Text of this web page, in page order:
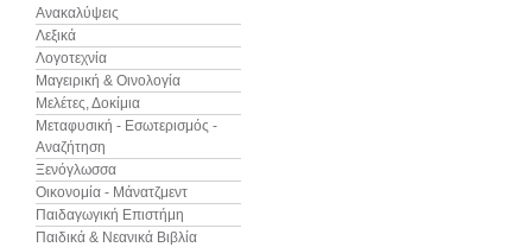
Ανακαλύψεις
Λεξικά
Λογοτεχνία
Μαγειρική & Οινολογία
Μελέτες, Δοκίμια
Μεταφυσική - Εσωτερισμός -
Αναζήτηση
Ξενόγλωσσα
Οικονομία - Μάνατζμεντ
Παιδαγωγική Επιστήμη
Παιδικά & Νεανικά Βιβλία